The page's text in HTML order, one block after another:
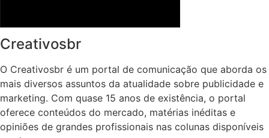
Creativosbr
O Creativosbr é um portal de comunicação que aborda os
mais diversos assuntos da atualidade sobre publicidade e
marketing. Com quase 15 anos de existência, o portal
oferece conteúdos do mercado, matérias inéditas e
opiniões de grandes profissionais nas colunas disponíveis